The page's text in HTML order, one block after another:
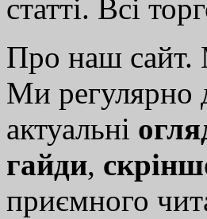
статті. Всі
Про наш
Ми регулярно
актуальні
гайди,
приємного